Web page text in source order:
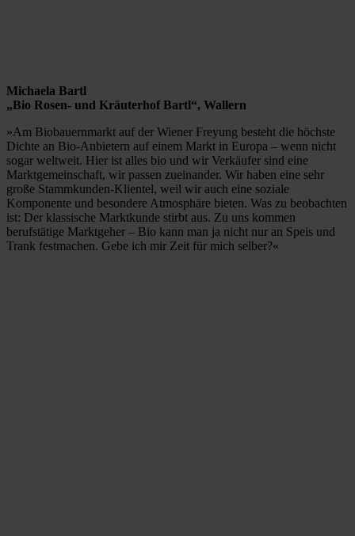
Michaela Bartl
„Bio Rosen- und Kräuterhof Bartl“, Wallern
»Am Biobauernmarkt auf der Wiener Freyung besteht die höchste
Dichte an Bio-Anbietern auf einem Markt in Europa – wenn nicht
sogar weltweit. Hier ist alles bio und wir Verkäufer sind eine
Marktgemeinschaft, wir passen zueinander. Wir haben eine sehr
große Stammkunden-Klientel, weil wir auch eine soziale
Komponente und besondere Atmosphäre bieten. Was zu beobachten
ist: Der klassische Marktkunde stirbt aus. Zu uns kommen
berufstätige Marktgeher – Bio kann man ja nicht nur an Speis und
Trank festmachen. Gebe ich mir Zeit für mich selber?«